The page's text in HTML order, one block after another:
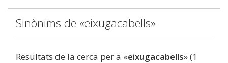
Sinònims de «eixugacabells»
Resultats de la cerca per a «eixugacabells» (1